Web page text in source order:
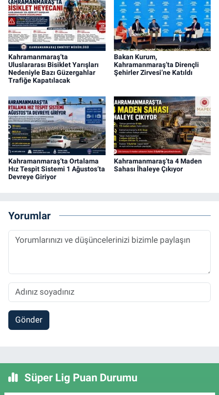
Kahramanmaraş’ta
Uluslararası Bisiklet Yarışları
Nedeniyle Bazı Güzergahlar
Trafiğe Kapatılacak
Bakan Kurum,
Kahramanmaraş’ta Dirençli
Şehirler Zirvesi’ne Katıldı
Kahramanmaraş’ta Ortalama
Hız Tespit Sistemi 1 Ağustos’ta
Devreye Giriyor
Kahramanmaraş’ta 4 Maden
Sahası İhaleye Çıkıyor
Yorumlar
Gönder
Süper Lig Puan Durumu